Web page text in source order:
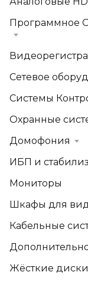
Программное
Сетевое
Системы
Охранные
Домофония
ИБП и
Мониторы
Шкафы для
Кабельные
Жёсткие диски